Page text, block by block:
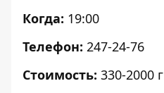
Когда: 19:00
Телефон: 247-24-76
Стоимость: 330-2000